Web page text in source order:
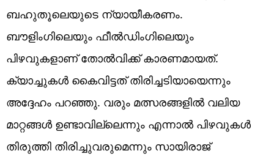
ബഹുതൂലെയുടെ ന്യായീകരണം.
ബൗളിംഗിലെയും ഫീൽഡിംഗിലെയും
പിഴവുകളാണ് തോൽവിക്ക് കാരണമായത്.
ക്യാച്ചുകൾ കൈവിട്ടത് തിരിച്ചടിയായെന്നും
അദ്ദേഹം പറഞ്ഞു. വരും മത്സരങ്ങളിൽ വലിയ
മാറ്റങ്ങൾ ഉണ്ടാവില്ലെന്നും എന്നാൽ പിഴവുകൾ
തിരുത്തി തിരിച്ചുവരുമെന്നും സായിരാജ്